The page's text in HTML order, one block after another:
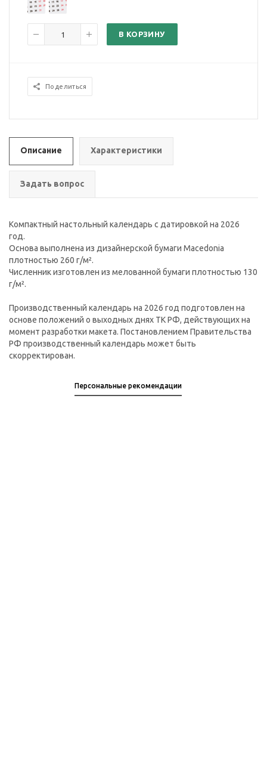
В КОРЗИНУ
Поделиться
Описание Характеристики
Задать вопрос
Компактный настольный календарь с датировкой на 2026
год.
Основа выполнена из дизайнерской бумаги Macedonia
плотностью 260 г/м².
Численник изготовлен из мелованной бумаги плотностью 130
г/м².
Производственный календарь на 2026 год подготовлен на
основе положений о выходных днях ТК РФ, действующих на
момент разработки макета. Постановлением Правительства
РФ производственный календарь может быть
скорректирован.
Персональные рекомендации